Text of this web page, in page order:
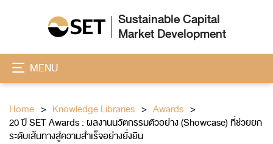
Sustainable Capital
Market Development
MENU
Home Knowledge Libraries
Awards
20 ปี SET Awards : ผลงานนวัตกรรมตัวอย่าง (Showcase) ที่ช่วยยก
ระดับเส้นทางสู่ความสำเร็จอย่างยั่งยืน